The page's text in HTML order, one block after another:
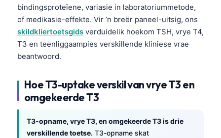
bindingsproteïene, variasie in laboratoriummetode,
of medikasie-effekte. Vir ’n breër paneel-uitsig, ons
skildkliertoetsgids verduidelik hoekom TSH, vrye T4,
T3 en teenliggaampies verskillende kliniese vrae
beantwoord.
Hoe T3-uptake verskil van vrye T3 en
omgekeerde T3
T3-opname, vrye T3, en omgekeerde T3 is drie
verskillende toetse. T3-opname skat